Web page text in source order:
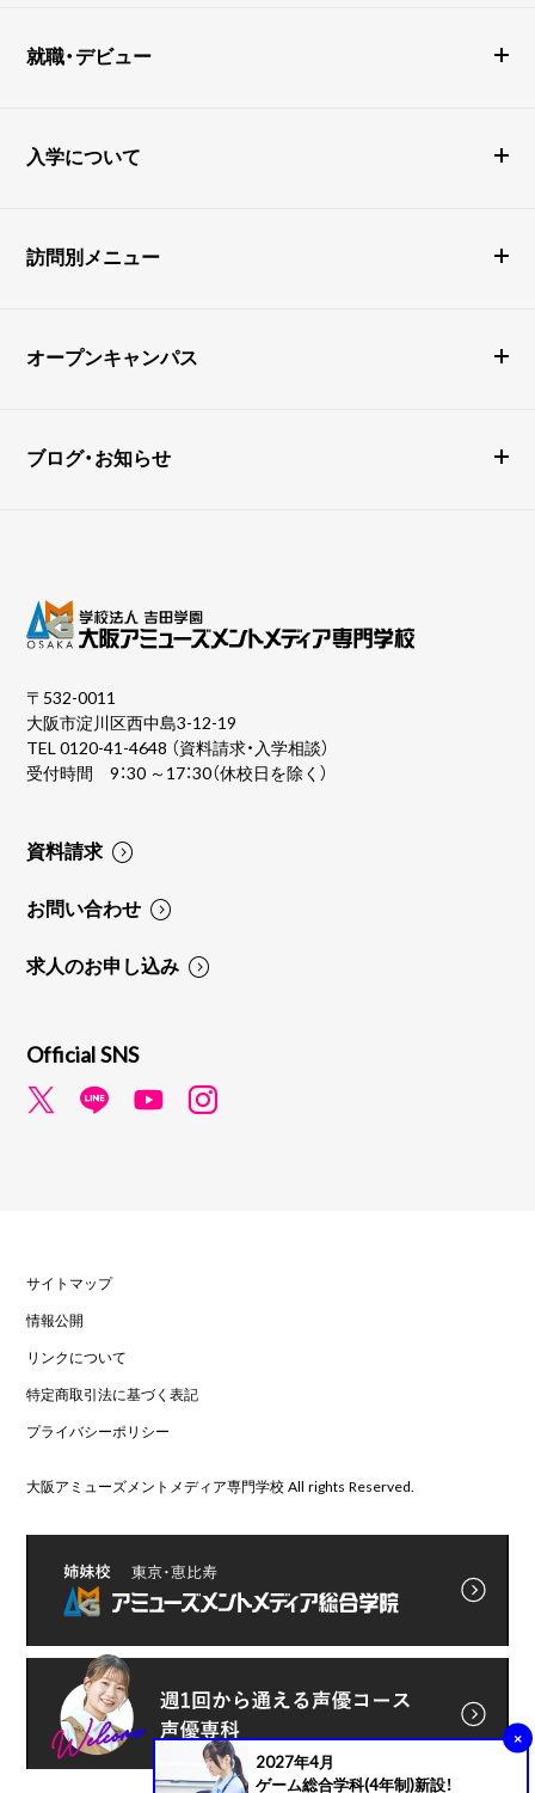
2027年4月
ゲーム総合学科(4年制)新設！
×
就職・デビュー
入学について
訪問別メニュー
オープンキャンパス
ブログ・お知らせ
〒532-0011
大阪市淀川区西中島3-12-19
TEL0120-41-4648 （資料請求・入学相談）
受付時間 9：30 ～17：30（休校日を除く）
資料請求
お問い合わせ
求人のお申し込み
Official SNS
サイトマップ
情報公開
リンクについて
特定商取引法に基づく表記
プライバシーポリシー
大阪アミューズメントメディア専門学校 All rights Reserved.